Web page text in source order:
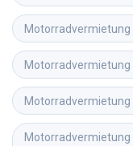
Motorradvermietung
Motorradvermietung
Motorradvermietung
Motorradvermietung